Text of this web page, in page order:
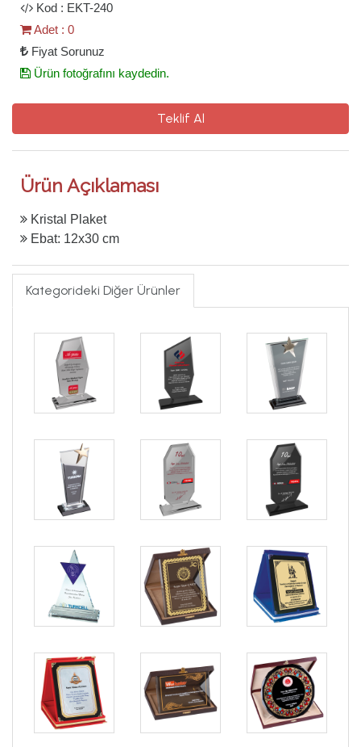
Kod : EKT-240
Adet : 0
Fiyat Sorunuz
Ürün fotoğrafını kaydedin.
Teklif Al
Ürün Açıklaması
Kristal Plaket
Ebat: 12x30 cm
Kategorideki Diğer Ürünler